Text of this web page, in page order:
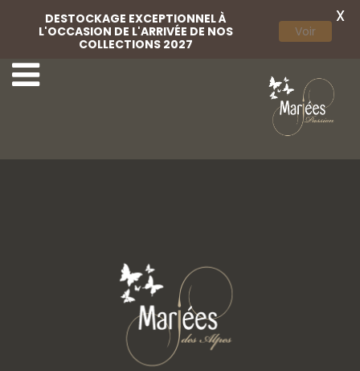
16-Lovely-Mariées 18-Lovely-Mariées
DESTOCKAGE EXCEPTIONNEL À
L'OCCASION DE L'ARRIVÉE DE NOS
COLLECTIONS 2027
Voir
X